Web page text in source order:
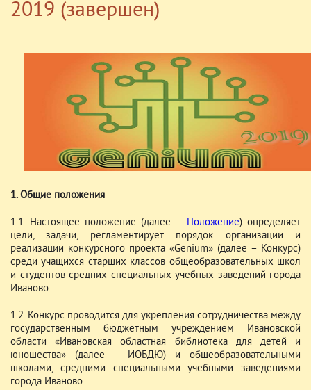
2019 (завершен)
1. Общие положения
1.1. Настоящее положение (далее – Положение) определяет
цели, задачи, регламентирует порядок организации и
реализации конкурсного проекта «Genium» (далее – Конкурс)
среди учащихся старших классов общеобразовательных школ
и студентов средних специальных учебных заведений города
Иваново.
1.2. Конкурс проводится для укрепления сотрудничества между
государственным бюджетным учреждением Ивановской
области «Ивановская областная библиотека для детей и
юношества» (далее – ИОБДЮ) и общеобразовательными
школами, средними специальными учебными заведениями
города Иваново.